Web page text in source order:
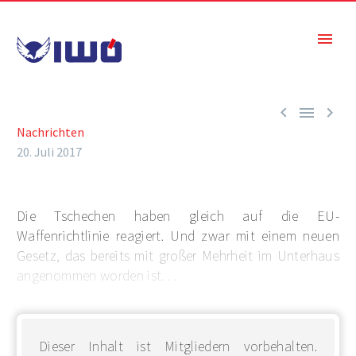
  
Nachrichten
20. Juli 2017
Die Tschechen haben gleich auf die EU-
Waffenrichtlinie reagiert. Und zwar mit einem neuen
Gesetz, das bereits mit großer Mehrheit im Unterhaus
angenommen worden ist. . .
Dieser Inhalt ist Mitgliedern vorbehalten.